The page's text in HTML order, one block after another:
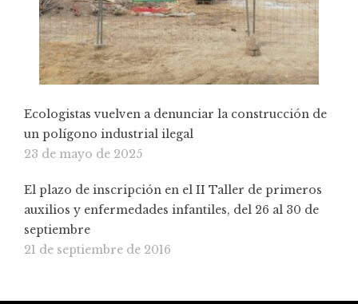
Ecologistas vuelven a denunciar la construcción de
un polígono industrial ilegal
23 de mayo de 2025
El plazo de inscripción en el II Taller de primeros
auxilios y enfermedades infantiles, del 26 al 30 de
septiembre
21 de septiembre de 2016